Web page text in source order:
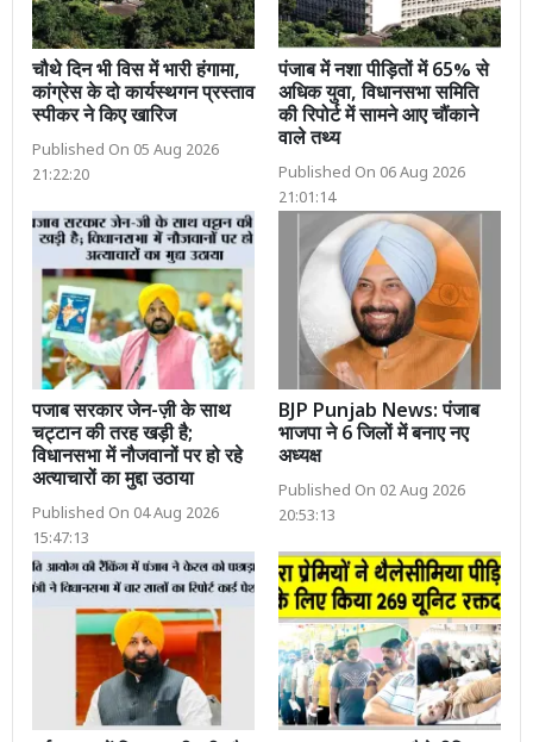
चौथे दिन भी विस में भारी हंगामा,
कांग्रेस के दो कार्यस्थगन प्रस्ताव
स्पीकर ने किए खारिज
Published On 05 Aug 2026
21:22:20
पंजाब में नशा पीड़ितों में 65% से
अधिक युवा, विधानसभा समिति
की रिपोर्ट में सामने आए चौंकाने
वाले तथ्य
Published On 06 Aug 2026
21:01:14
पजाब सरकार जेन-ज़ी के साथ
चट्टान की तरह खड़ी है;
विधानसभा में नौजवानों पर हो रहे
अत्याचारों का मुद्दा उठाया
Published On 04 Aug 2026
15:47:13
BJP Punjab News: पंजाब
भाजपा ने 6 जिलों में बनाए नए
अध्यक्ष
Published On 02 Aug 2026
20:53:13